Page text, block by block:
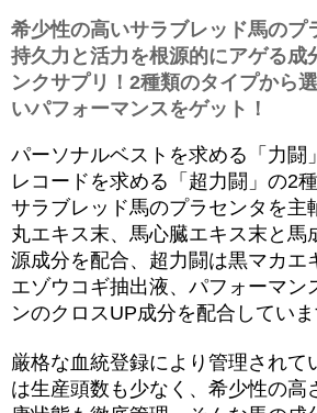
希少性の高いサラブレッド馬のプ
持久力と活力を根源的にアゲる成
ンクサプリ！2種類のタイプから
いパフォーマンスをゲット！
パーソナルベストを求める「力闘
レコードを求める「超力闘」の2
サラブレッド馬のプラセンタを主
丸エキス末、馬心臓エキス末と馬
源成分を配合、超力闘は黒マカエ
エゾウコギ抽出液、パフォーマン
ンのクロスUP成分を配合していま
厳格な血統登録により管理されて
は生産頭数も少なく、希少性の高